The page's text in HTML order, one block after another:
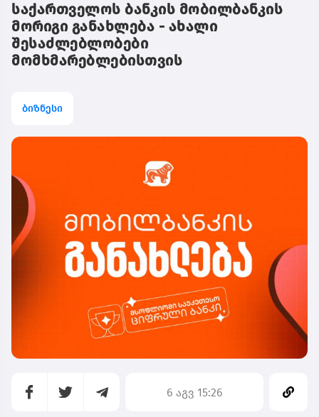
საქართველოს ბანკის მობილბანკის
მორიგი განახლება - ახალი
შესაძლებლობები
მომხმარებლებისთვის
ბიზნესი
6 აგვ 15:26